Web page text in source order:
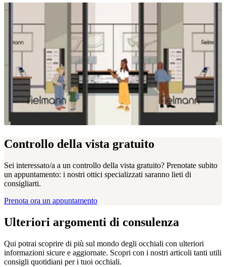
Controllo della vista gratuito
Sei interessato/a a un controllo della vista gratuito? Prenotate subito
un appuntamento: i nostri ottici specializzati saranno lieti di
consigliarti.
Prenota ora un appuntamento
Ulteriori argomenti di consulenza
Qui potrai scoprire di più sul mondo degli occhiali con ulteriori
informazioni sicure e aggiornate. Scopri con i nostri articoli tanti utili
consigli quotidiani per i tuoi occhiali.